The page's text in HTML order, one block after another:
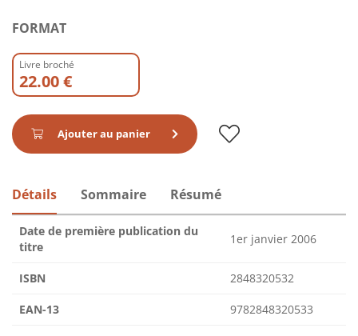
FORMAT
Livre broché
22.00 €
Ajouter au panier
Détails Sommaire Résumé
Date de première publication du
titre
1er janvier 2006
ISBN 2848320532
EAN-13 9782848320533